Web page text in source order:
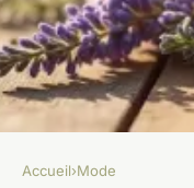
Accueil›Mode